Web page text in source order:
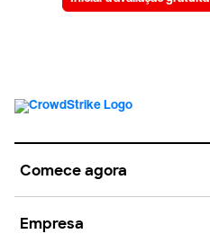
Comece agora
Empresa